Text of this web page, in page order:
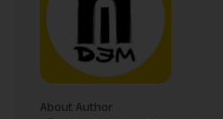
About Author